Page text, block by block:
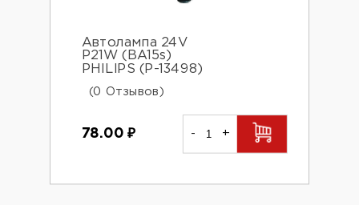
Автолампа 24V
P21W (BA15s)
PHILIPS (P-13498)
(0 Отзывов)
78.00₽ - +